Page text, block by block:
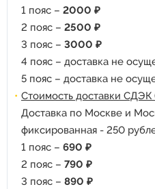
1 пояс – 2000 ₽
2 пояс – 2500 ₽
3 пояс – 3000 ₽
4 пояс – доставка не
5 пояс – доставка не
Стоимость доставки СДЭК
Доставка по Москве и
фиксированная - 250
1 пояс – 690 ₽
2 пояс – 790 ₽
3 пояс – 890 ₽